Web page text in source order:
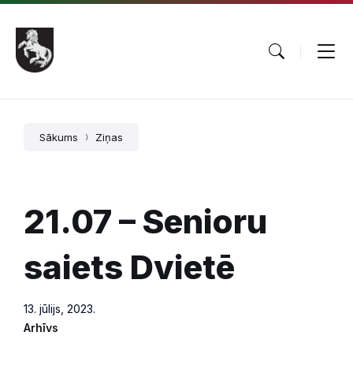
Pāriet
saturu
Skip
main
navigation
Skip
footer
Sākums Ziņas
21.07 – Senioru
saiets Dvietē
13. jūlijs, 2023.
Arhīvs